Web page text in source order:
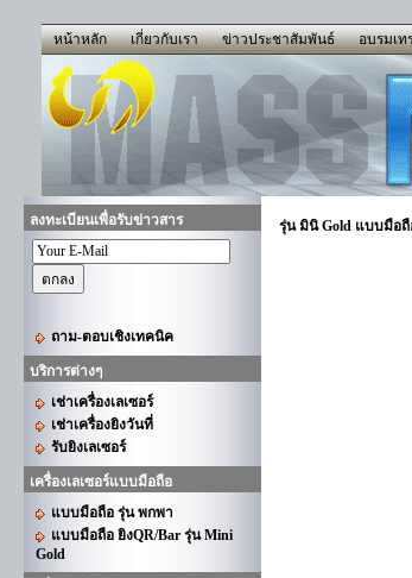
หน้าหลัก เกี่ยวกับเรา ข่าวประชาสัมพันธ์ อบรมเท
ลงทะเบียนเพื่อรับข่าวสาร
ถาม-ตอบเชิงเทคนิค
บริการต่างๆ
เช่าเครื่องเลเซอร์
เช่าเครื่องยิงวันที่
รับยิงเลเซอร์
เครื่องเลเซอร์แบบมือถือ
แบบมือถือ รุ่น พกพา
แบบมือถือ ยิงQR/Bar รุ่น Mini
Gold
รุ่น มินิ Gold แบบมือถื